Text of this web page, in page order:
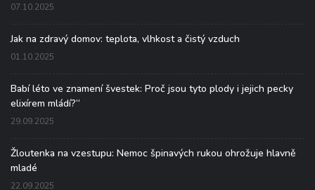
07.10.2025
Jak na zdravý domov: teplota, vlhkost a čistý vzduch
01.10.2025
Babí léto ve znamení švestek: Proč jsou tyto plody i jejich pecky
elixírem mládí?“
29.09.2025
Žloutenka na vzestupu: Nemoc špinavých rukou ohrožuje hlavně
mladé
22.09.2025